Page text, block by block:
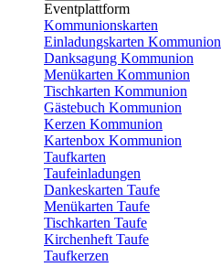
Eventplattform
Kommunionskarten
Einladungskarten Kommunion
Danksagung Kommunion
Menükarten Kommunion
Tischkarten Kommunion
Gästebuch Kommunion
Kerzen Kommunion
Kartenbox Kommunion
Taufkarten
Taufeinladungen
Dankeskarten Taufe
Menükarten Taufe
Tischkarten Taufe
Kirchenheft Taufe
Taufkerzen